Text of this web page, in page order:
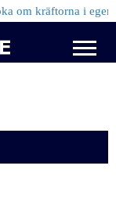
kräftorna i egen lag